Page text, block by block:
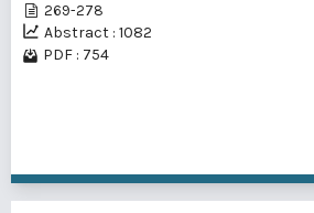
269-278
Abstract : 1082
PDF : 754